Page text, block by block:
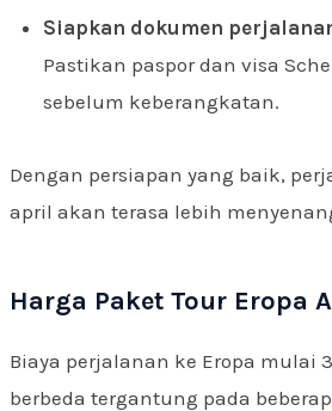
Siapkan dokumen
Pastikan paspor dan visa
sebelum keberangkatan.
Dengan persiapan yang baik,
april akan terasa lebih
Harga Paket Tour Eropa
Biaya perjalanan ke Eropa mulai
berbeda tergantung pada